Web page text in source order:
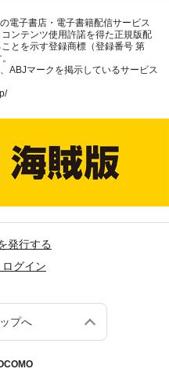
電子書店・電子書籍配信サービス
ンテンツ使用許諾を得た正規版配
とを示す登録商標（登録番号 第
ABJマークを掲示しているサービス
発行する
グイン
プへ